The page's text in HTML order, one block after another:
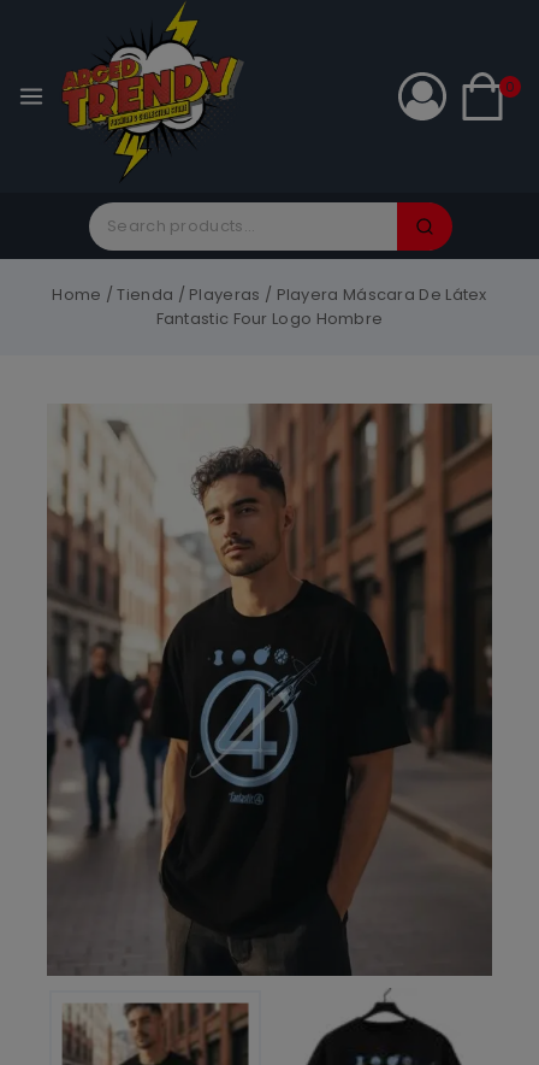
0
Home / Tienda / Playeras / Playera Máscara De Látex
Fantastic Four Logo Hombre